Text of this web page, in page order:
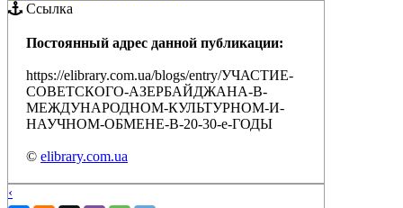
Ссылка
Постоянный адрес данной публикации:
https://elibrary.com.ua/blogs/entry/УЧАСТИЕ-
СОВЕТСКОГО-АЗЕРБАЙДЖАНА-В-
МЕЖДУНАРОДНОМ-КУЛЬТУРНОМ-И-
НАУЧНОМ-ОБМЕНЕ-В-20-30-е-ГОДЫ
© elibrary.com.ua
‹